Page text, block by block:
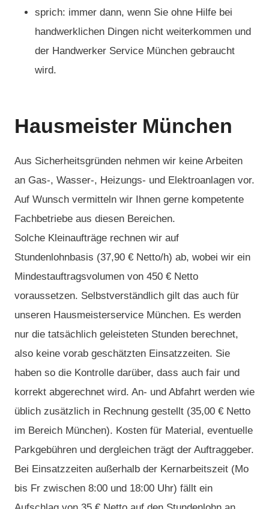
sprich: immer dann, wenn Sie ohne Hilfe bei
handwerklichen Dingen nicht weiterkommen und
der Handwerker Service München gebraucht
wird.
Hausmeister München
Aus Sicherheitsgründen nehmen wir keine Arbeiten
an Gas-, Wasser-, Heizungs- und Elektroanlagen vor.
Auf Wunsch vermitteln wir Ihnen gerne kompetente
Fachbetriebe aus diesen Bereichen.
Solche Kleinaufträge rechnen wir auf
Stundenlohnbasis (37,90 € Netto/h) ab, wobei wir ein
Mindestauftragsvolumen von 450 € Netto
voraussetzen. Selbstverständlich gilt das auch für
unseren Hausmeisterservice München. Es werden
nur die tatsächlich geleisteten Stunden berechnet,
also keine vorab geschätzten Einsatzzeiten. Sie
haben so die Kontrolle darüber, dass auch fair und
korrekt abgerechnet wird. An- und Abfahrt werden wie
üblich zusätzlich in Rechnung gestellt (35,00 € Netto
im Bereich München). Kosten für Material, eventuelle
Parkgebühren und dergleichen trägt der Auftraggeber.
Bei Einsatzzeiten außerhalb der Kernarbeitszeit (Mo
bis Fr zwischen 8:00 und 18:00 Uhr) fällt ein